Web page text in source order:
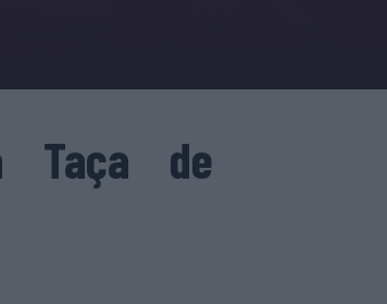
Taça de